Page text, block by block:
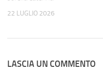
22 LUGLIO 2026
LASCIA UN COMMENTO